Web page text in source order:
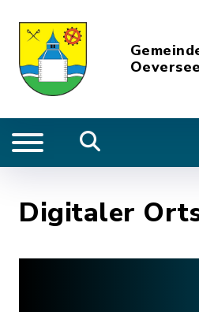
Oeversee
Digitaler